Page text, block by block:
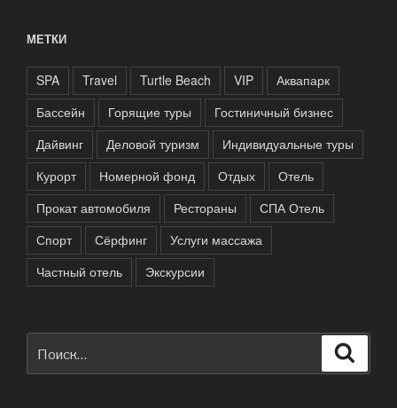
МЕТКИ
SPA Travel Turtle Beach VIP
Аквапарк
Бассейн
Горящие туры
Гостиничный бизнес
Дайвинг
Деловой туризм
Индивидуальные туры
Курорт
Номерной фонд Отдых
Отель
Прокат автомобиля
Рестораны
СПА Отель
Спорт
Сёрфинг
Услуги массажа
Частный отель
Экскурсии